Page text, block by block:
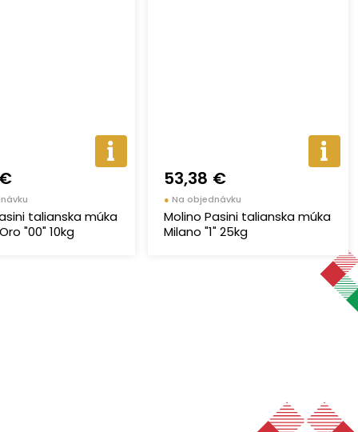
talianska múka
"00" 10kg
53,38 €
● Na objednávku
Molino Pasini talianska múka
Milano "1" 25kg